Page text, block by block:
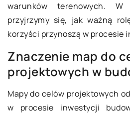
warunków terenowych. W
przyjrzymy się, jak ważną
korzyści przynoszą w procesie
Znaczenie map do
projektowych w
Mapy do celów projektowych
w procesie inwestycji